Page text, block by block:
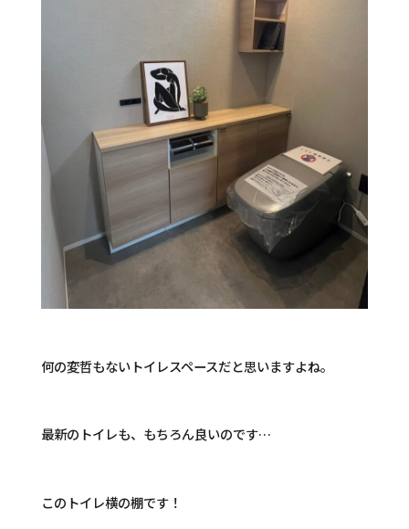
何の変哲もないトイレスペースだと思いますよね。
最新のトイレも、もちろん良いのです…
このトイレ横の棚です！